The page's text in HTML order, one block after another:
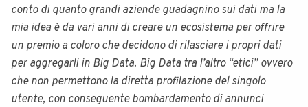
conto di quanto grandi aziende guadagnino sui dati ma la
mia idea è da vari anni di creare un ecosistema per offrire
un premio a coloro che decidono di rilasciare i propri dati
per aggregarli in Big Data. Big Data tra l’altro “etici” ovvero
che non permettono la diretta profilazione del singolo
utente, con conseguente bombardamento di annunci